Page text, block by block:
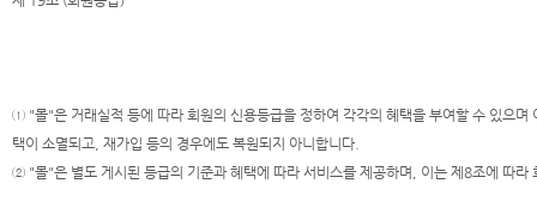
① "몰"은 거래실적 등에 따라 회원의 신용등급을 정하여 각각의 혜택을 부여할 수 있으
택이 소멸되고, 재가입 등의 경우에도 복원되지 아니합니다.
② "몰"은 별도 게시된 등급의 기준과 혜택에 따라 서비스를 제공하며, 이는 제8조에 따라